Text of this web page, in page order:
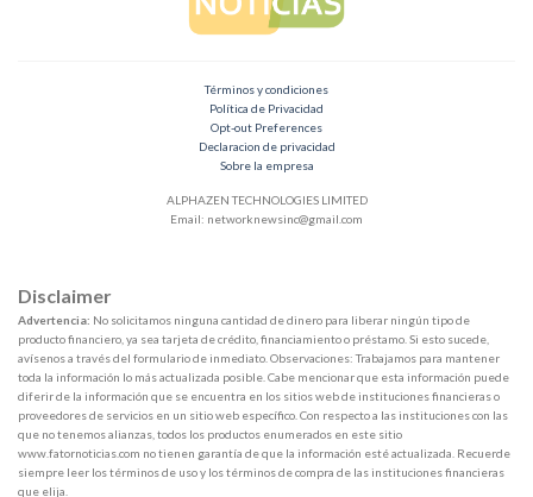
Términos y condiciones
Política de Privacidad
Opt-out Preferences
Declaracion de privacidad
Sobre la empresa
ALPHAZEN TECHNOLOGIES LIMITED
Email: networknewsinc@gmail.com
Disclaimer
Advertencia: No solicitamos ninguna cantidad de dinero para liberar ningún tipo de
producto financiero, ya sea tarjeta de crédito, financiamiento o préstamo. Si esto sucede,
avísenos a través del formulario de inmediato. Observaciones: Trabajamos para mantener
toda la información lo más actualizada posible. Cabe mencionar que esta información puede
diferir de la información que se encuentra en los sitios web de instituciones financieras o
proveedores de servicios en un sitio web específico. Con respecto a las instituciones con las
que no tenemos alianzas, todos los productos enumerados en este sitio
www.fatornoticias.com no tienen garantía de que la información esté actualizada. Recuerde
siempre leer los términos de uso y los términos de compra de las instituciones financieras
que elija.